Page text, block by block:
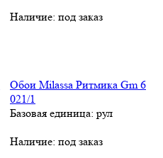
Наличие: под заказ
Обои Milassa Ритмика Gm 6
021/1
Базовая единица: рул
Наличие: под заказ